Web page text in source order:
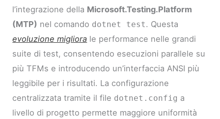
l’integrazione della Microsoft.Testing.Platform
(MTP) nel comando dotnet test. Questa
evoluzione migliora le performance nelle grandi
suite di test, consentendo esecuzioni parallele su
più TFMs e introducendo un’interfaccia ANSI più
leggibile per i risultati. La configurazione
centralizzata tramite il file dotnet.config a
livello di progetto permette maggiore uniformità